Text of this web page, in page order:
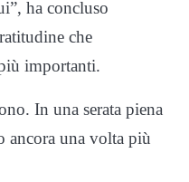
ha concluso
che
importanti.
In una serata piena
ancora una volta più